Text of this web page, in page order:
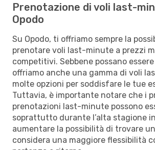
Prenotazione di voli last-
Opodo
Su Opodo, ti offriamo sempre la
prenotare voli last-minute a prezzi
competitivi. Sebbene possano
offriamo anche una gamma di voli
molte opzioni per soddisfare le tue
Tuttavia, è importante notare che i
prenotazioni last-minute possono
soprattutto durante l’alta stagione
aumentare la possibilità di trovare
considera una maggiore flessibilità